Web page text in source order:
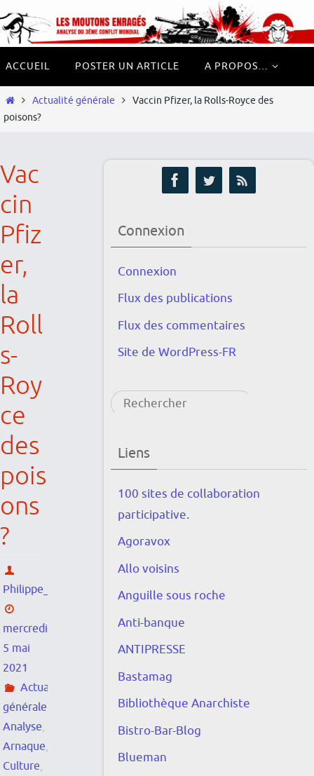
Panneau de gestion des cookies
Passer
vers
le
contenu
vers
le
contenu
ACCUEIL POSTER UN ARTICLE A PROPOS…
HomeActualité générale
Vaccin Pfizer, la Rolls-Royce des
poisons?
Vac
cin
Pfiz
er,
la
Roll
s-
Roy
ce
des
pois
ons
?
Philippe_Huysmans
mercredi
5 mai
2021
Actualité
générale
Analyse,
Arnaque,
Culture,
Connexion
Connexion
Flux des publications
Flux des commentaires
Site de WordPress-FR
Rechercher
Liens
100 sites de collaboration
participative.
Agoravox
Allo voisins
Anguille sous roche
Anti-banque
ANTIPRESSE
Bastamag
Bibliothèque Anarchiste
Bistro-Bar-Blog
Blueman